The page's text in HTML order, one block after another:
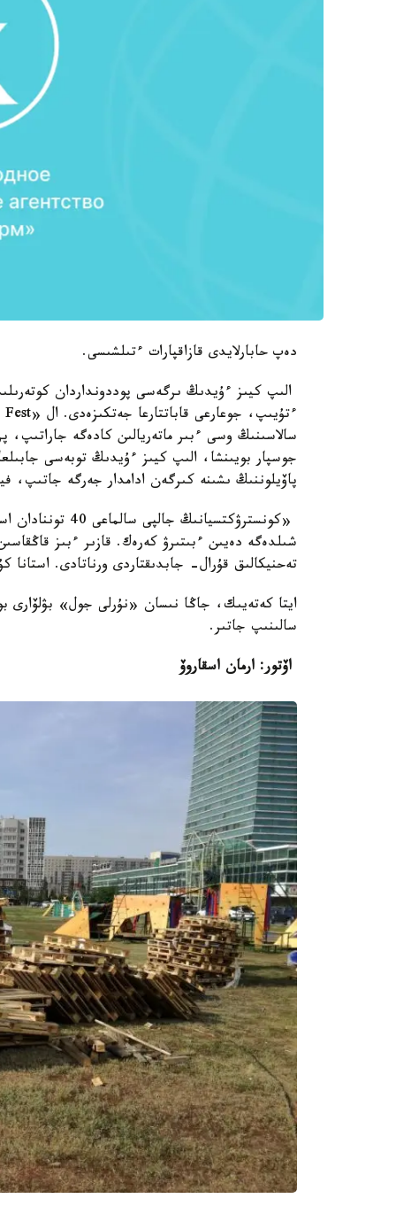
دەپ حابارلايدى قازاقپارات ءتىلشىسى.
الىپ كيىز ءۇيدىڭ ىرگەسى پوددونداردان
سالاسىنىڭ وسى ءبىر ماتەريالىن كادەگە جاراتىپ،
جوسپار بويىنشا، الىپ كيىز ءۇيدىڭ توبەسى
پاۆيلوننىڭ ىشىنە كىرگەن ادامدار جەرگە جاتىپ،
شىلدەگە دەيىن ءبىتىرۋ كەرەك. قازىر ءبىز
تەحنيكالىق قۇرال- جابدىقتاردى ورناتادى.
ايتا كەتەيىك، جاڭا نىسان «نۇرلى جول»
سالىنىپ جاتىر.
اۆتور: ارمان اسقاروۆ